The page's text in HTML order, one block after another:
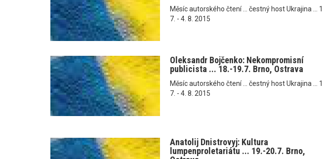
Měsíc autorského čtení ... čestný host Ukrajina ... 1.
7. - 4. 8. 2015
Oleksandr Bojčenko: Nekompromisní
publicista ... 18.-19.7. Brno, Ostrava
Měsíc autorského čtení ... čestný host Ukrajina ... 1.
7. - 4. 8. 2015
Anatolij Dnistrovyj: Kultura
lumpenproletariátu ... 19.-20.7. Brno,